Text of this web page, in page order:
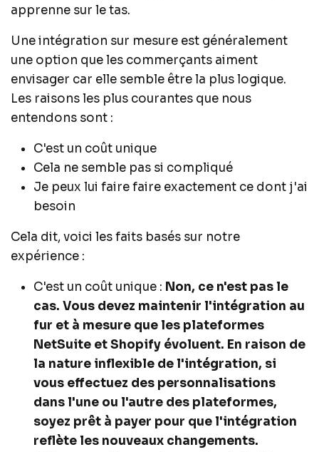
apprenne sur le tas.
Une intégration sur mesure est généralement
une option que les commerçants aiment
envisager car elle semble être la plus logique.
Les raisons les plus courantes que nous
entendons sont :
C'est un coût unique
Cela ne semble pas si compliqué
Je peux lui faire faire exactement ce dont j'ai
besoin
Cela dit, voici les faits basés sur notre
expérience :
C'est un coût unique : Non, ce n'est pas le
cas. Vous devez maintenir l'intégration au
fur et à mesure que les plateformes
NetSuite et Shopify évoluent. En raison de
la nature inflexible de l'intégration, si
vous effectuez des personnalisations
dans l'une ou l'autre des plateformes,
soyez prêt à payer pour que l'intégration
reflète les nouveaux changements.